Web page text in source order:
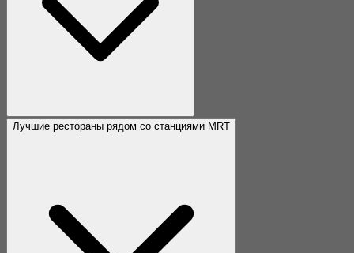
Лучшие рестораны рядом со станциями MRT